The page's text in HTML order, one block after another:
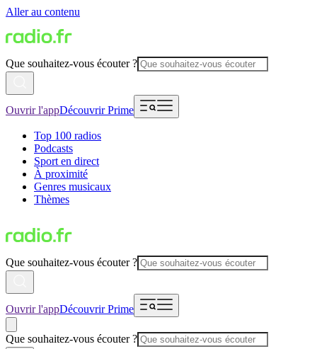
Aller au contenu
Que souhaitez-vous écouter ?
Ouvrir l'appDécouvrir Prime
Top 100 radios
Podcasts
Sport en direct
À proximité
Genres musicaux
Thèmes
Que souhaitez-vous écouter ?
Ouvrir l'appDécouvrir Prime
Que souhaitez-vous écouter ?